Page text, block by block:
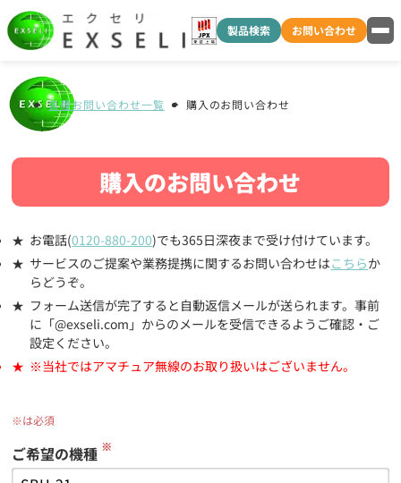
製品検索 お問い合わせ
各種お問い合わせ一覧 購入のお問い合わせ
購入のお問い合わせ
お電話(0120-880-200)でも365日深夜まで受け付けています。
サービスのご提案や業務提携に関するお問い合わせはこちらか
らどうぞ。
フォーム送信が完了すると自動返信メールが送られます。事前
に「@exseli.com」からのメールを受信できるようご確認・ご
設定ください。
※当社ではアマチュア無線のお取り扱いはございません。
※は必須
ご希望の機種 ※